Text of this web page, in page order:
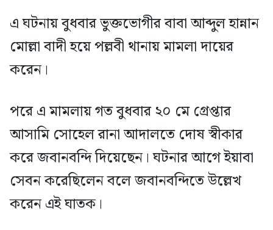
এ ঘটনায় বুধবার ভুক্তভোগীর বাবা আব্দুল হান্নান
মোল্লা বাদী হয়ে পল্লবী থানায় মামলা দায়ের
করেন।
পরে এ মামলায় গত বুধবার ২০ মে গ্রেপ্তার
আসামি সোহেল রানা আদালতে দোষ স্বীকার
করে জবানবন্দি দিয়েছেন। ঘটনার আগে ইয়াবা
সেবন করেছিলেন বলে জবানবন্দিতে উল্লেখ
করেন এই ঘাতক।